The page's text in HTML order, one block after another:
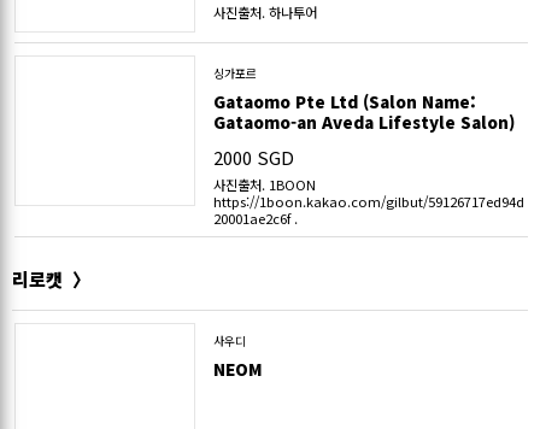
사진출처. 하나투어
싱가포르
Gataomo Pte Ltd (Salon Name:
Gataomo-an Aveda Lifestyle Salon)
2000 SGD
사진출처. 1BOON
https://1boon.kakao.com/gilbut/59126717ed94d
20001ae2c6f .
리로캣
사우디
NEOM